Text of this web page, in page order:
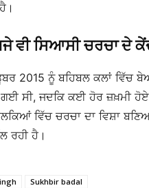
ਵੀ ਸਿਆਸੀ ਚਰਚਾ ਦੇ
2015 ਨੂੰ ਬਹਿਬਲ ਕਲਾਂ ਵਿੱਚ
ਸੀ, ਜਦਕਿ ਕਈ ਹੋਰ ਜ਼ਖ਼ਮੀ
ਵਿੱਚ ਚਰਚਾ ਦਾ ਵਿਸ਼ਾ
ਰਹੀ ਹੈ।
Sukhbir badal